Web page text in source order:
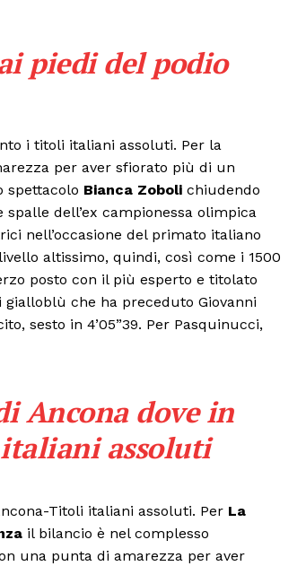
Menu
ECONOMIA
Esclusive
piedi del podio
i titoli italiani assoluti. Per la
per aver sfiorato più di un
spettacolo Bianca Zoboli chiudendo
dell’ex campionessa olimpica
nell’occasione del primato italiano
altissimo, quindi, così come i 1500
posto con il più esperto e titolato
gialloblù che ha preceduto Giovanni
sesto in 4’05”39. Per Pasquinucci,
Ancona dove in
assoluti
Titoli italiani assoluti. Per La
il bilancio è nel complesso
una punta di amarezza per aver